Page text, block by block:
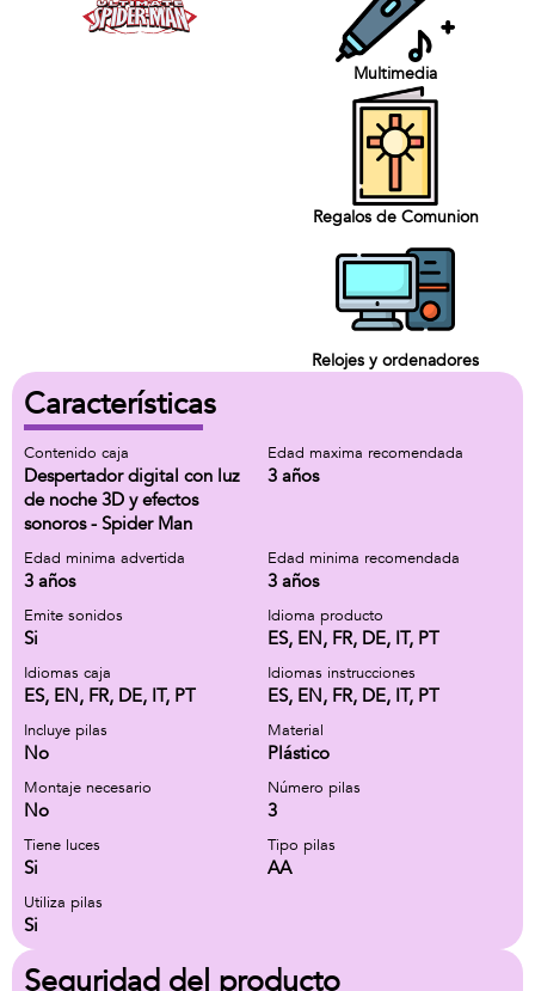
Multimedia
Regalos de Comunion
Relojes y ordenadores
Características
Contenido caja
Despertador digital con luz
de noche 3D y efectos
sonoros - Spider Man
Edad maxima recomendada
3 años
Edad minima advertida
3 años
Edad minima recomendada
3 años
Emite sonidos
Si
Idioma producto
ES, EN, FR, DE, IT, PT
Idiomas caja
ES, EN, FR, DE, IT, PT
Idiomas instrucciones
ES, EN, FR, DE, IT, PT
Incluye pilas
No
Material
Plástico
Montaje necesario
No
Número pilas
3
Tiene luces
Si
Tipo pilas
AA
Utiliza pilas
Si
Seguridad del producto